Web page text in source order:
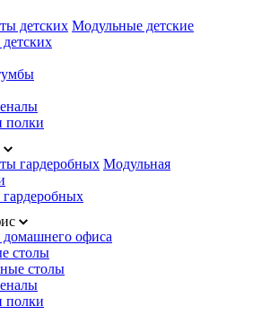
детских Модульные детские
полки
гардеробных Модульная
домашнего офиса
столы
столы
полки